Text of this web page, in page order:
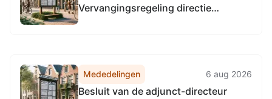
Vervangingsregeling directie
Mededelingen 6 aug 2026
Besluit van de adjunct-directeur